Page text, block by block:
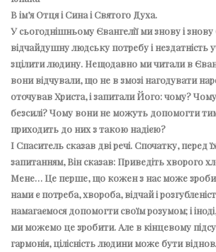
В ім’я Отця і Сина і Святого Духа.
У сьогоднішньому Євангелії ми знову і
відчайдушну людську потребу і нездатність
зцілити людину. Нещодавно ми читали в
вони відчували, що не в змозі нагодувати
оточував Христа, і запитали Його: чому?
безсилі? Чому вони не можуть допомогти
приходить до них з такою надією?
І Спаситель сказав дві речі. Спочатку, перед
запитанням, Він сказав: Приведіть хворого
Мене… Це перше, що кожен з нас може
нами є потреба, хвороба, відчай і
намагаємося допомогти своїм розумом; і іноді,
ми можемо це зробити. Але в кінцевому
гармонія, цілісність людини може бути